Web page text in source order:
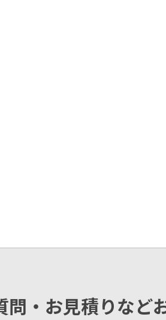
問・お見積りなど